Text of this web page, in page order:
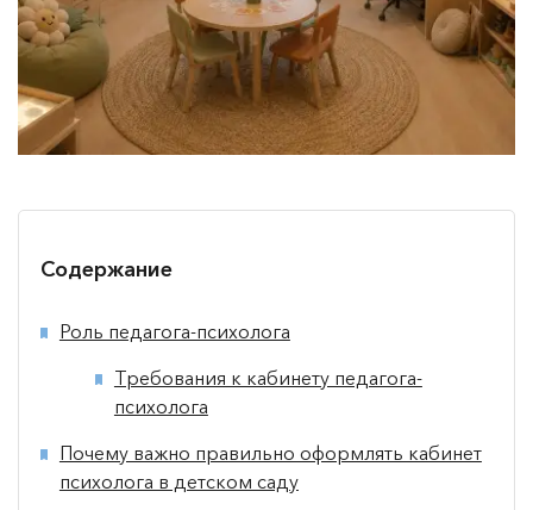
Содержание
Роль педагога-психолога
Требования к кабинету педагога-
психолога
Почему важно правильно оформлять кабинет
психолога в детском саду